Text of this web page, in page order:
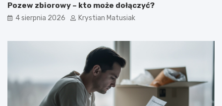
Pozew zbiorowy – kto może dołączyć?
4 sierpnia 2026 Krystian Matusiak